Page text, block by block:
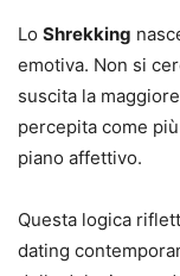
Lo Shrekking
emotiva. Non si
suscita la
percepita come
piano affettivo.
Questa logica
dating